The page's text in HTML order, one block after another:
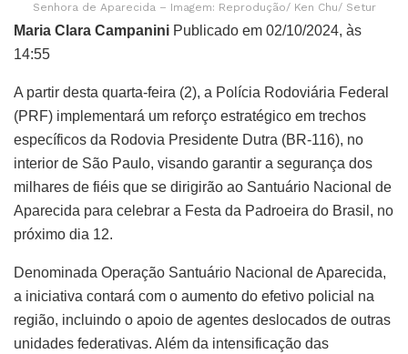
Senhora de Aparecida – Imagem: Reprodução/ Ken Chu/ Setur
Maria Clara Campanini Publicado em 02/10/2024, às
14:55
A partir desta quarta-feira (2), a Polícia Rodoviária Federal
(PRF) implementará um reforço estratégico em trechos
específicos da Rodovia Presidente Dutra (BR-116), no
interior de São Paulo, visando garantir a segurança dos
milhares de fiéis que se dirigirão ao Santuário Nacional de
Aparecida para celebrar a Festa da Padroeira do Brasil, no
próximo dia 12.
Denominada Operação Santuário Nacional de Aparecida,
a iniciativa contará com o aumento do efetivo policial na
região, incluindo o apoio de agentes deslocados de outras
unidades federativas. Além da intensificação das